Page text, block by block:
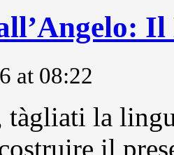
at 08:22
la
il